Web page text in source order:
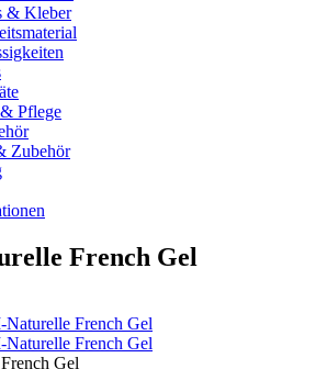
& Kleber
Pflege
Zubehör
French Gel